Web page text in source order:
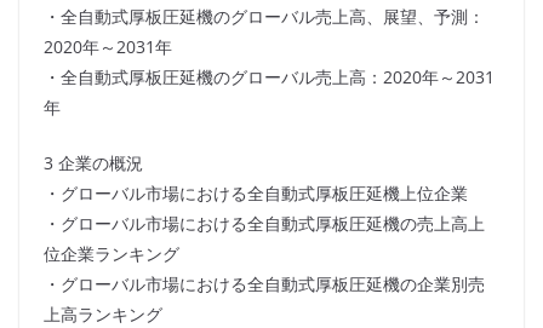
・全自動式厚板圧延機のグローバル売上高、展望、予測：
2020年～2031年
・全自動式厚板圧延機のグローバル売上高：2020年～2031
年
3 企業の概況
・グローバル市場における全自動式厚板圧延機上位企業
・グローバル市場における全自動式厚板圧延機の売上高上
位企業ランキング
・グローバル市場における全自動式厚板圧延機の企業別売
上高ランキング